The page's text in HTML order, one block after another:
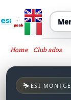
contenu
Home/ Club ados/
⛷️ ESI